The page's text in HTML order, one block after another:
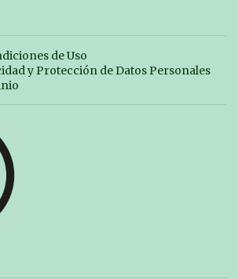
marca, pasaron una tarde muy buena y
La mayoría ya ha terminado la
trabajando con quienes están en la recta final,
uno consiga sus objetivos personales. BRNPWR!
de Uso
y Protección de Datos Personales